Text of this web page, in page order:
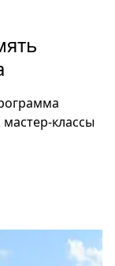
классы